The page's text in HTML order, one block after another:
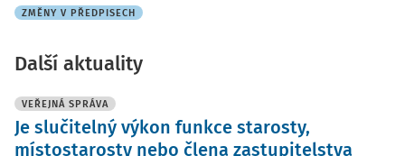
ZMĚNY V PŘEDPISECH
Další aktuality
VEŘEJNÁ SPRÁVA
Je slučitelný výkon funkce starosty,
místostarosty nebo člena zastupitelstva